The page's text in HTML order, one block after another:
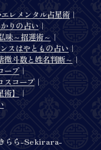
レメンタル占星術 ｜
りの占い ｜
味～招運術～ ｜
スはやともの占い ｜
微斗数と姓名判断～ ｜
ープ｜
スコープ｜
】 ｜
らら-Sekirara-